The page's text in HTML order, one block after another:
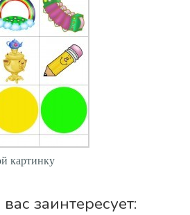
картинку
заинтересует: